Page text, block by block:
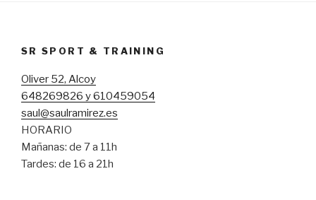
SR SPORT & TRAINING
Oliver 52, Alcoy
648269826 y 610459054
saul@saulramirez.es
HORARIO
Mañanas: de 7 a 11h
Tardes: de 16 a 21h